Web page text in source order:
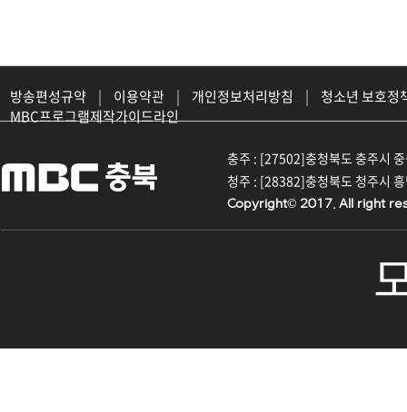
방송편성규약 | 이용약관 | 개인정보처리방침 |
청소년 보호정
MBC프로그램제작가이드라인
충주 : [27502]충청북도 충주시
청주 : [28382]충청북도 청주시
Copyright© 2017. All right